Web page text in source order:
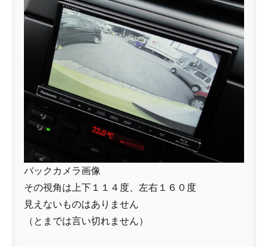
バックカメラ画像
その視角は上下１１４度、左右１６０度
見えないものはありません
（とまでは言い切れません）